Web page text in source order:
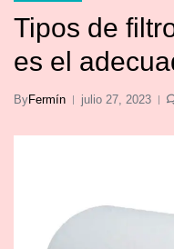
Tipos de
es el
ByFermín julio 27, 2023